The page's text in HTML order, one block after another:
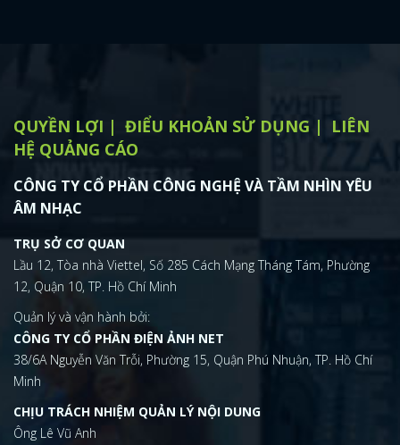
QUYỀN LỢI ĐIỂU KHOẢN SỬ DỤNG
LIÊN
HỆ QUẢNG CÁO
CÔNG TY CỔ PHẦN CÔNG NGHỆ VÀ TẦM NHÌN YÊU
ÂM NHẠC
TRỤ SỞ CƠ QUAN
Lầu 12, Tòa nhà Viettel, Số 285 Cách Mạng Tháng Tám, Phường
12, Quận 10, TP. Hồ Chí Minh
Quản lý và vận hành bởi:
CÔNG TY CỔ PHẦN ĐIỆN ẢNH NET
38/6A Nguyễn Văn Trỗi, Phường 15, Quận Phú Nhuận, TP. Hồ Chí
Minh
CHỊU TRÁCH NHIỆM QUẢN LÝ NỘI DUNG
Ông Lê Vũ Anh